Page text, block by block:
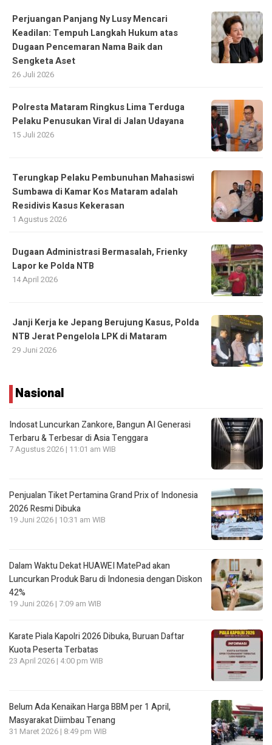
Perjuangan Panjang Ny Lusy Mencari
Keadilan: Tempuh Langkah Hukum atas
Dugaan Pencemaran Nama Baik dan
Sengketa Aset
26 Juli 2026
Polresta Mataram Ringkus Lima Terduga
Pelaku Penusukan Viral di Jalan Udayana
15 Juli 2026
Terungkap Pelaku Pembunuhan Mahasiswi
Sumbawa di Kamar Kos Mataram adalah
Residivis Kasus Kekerasan
1 Agustus 2026
Dugaan Administrasi Bermasalah, Frienky
Lapor ke Polda NTB
14 April 2026
Janji Kerja ke Jepang Berujung Kasus, Polda
NTB Jerat Pengelola LPK di Mataram
29 Juni 2026
Nasional
Indosat Luncurkan Zankore, Bangun AI Generasi
Terbaru & Terbesar di Asia Tenggara
7 Agustus 2026 | 11:01 am WIB
Penjualan Tiket Pertamina Grand Prix of Indonesia
2026 Resmi Dibuka
19 Juni 2026 | 10:31 am WIB
Dalam Waktu Dekat HUAWEI MatePad akan
Luncurkan Produk Baru di Indonesia dengan Diskon
42%
19 Juni 2026 | 7:09 am WIB
Karate Piala Kapolri 2026 Dibuka, Buruan Daftar
Kuota Peserta Terbatas
23 April 2026 | 4:00 pm WIB
Belum Ada Kenaikan Harga BBM per 1 April,
Masyarakat Diimbau Tenang
31 Maret 2026 | 8:49 pm WIB